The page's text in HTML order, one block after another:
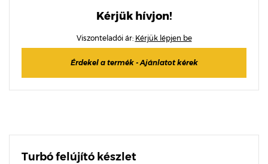
Kérjük hívjon!
Viszonteladói ár: Kérjük lépjen be
Érdekel a termék - Ajánlatot kérek
Turbó felújító készlet